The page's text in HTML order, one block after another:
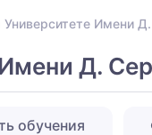
Имени
Д.
обучения